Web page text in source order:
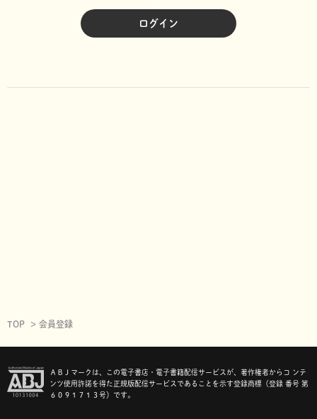
ログイン
TOP 会員登録
ＡＢＪマークは、この電子書店・電子書籍配信サービスが、著作権者からコ ンテ
ンツ使用許諾を得た正規版配信サービスであることを示す登録商標（登録 番号 第
６０９１７１３号）です。